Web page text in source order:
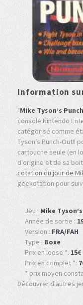
Information
"Mike Tyson’s
console Nintendo
catégorisé comme
Tyson’s Punch-Out!!
cartouche seule (en
d'origine et de sa
cotation du jour de
geekotation pour
Jeu : Mike
Année de sortie :
Version : FRA/FAH
Type : Boxe
Prix en loose *: 15€
Prix en complet *:
* prix moyen
Découvrer d'autres